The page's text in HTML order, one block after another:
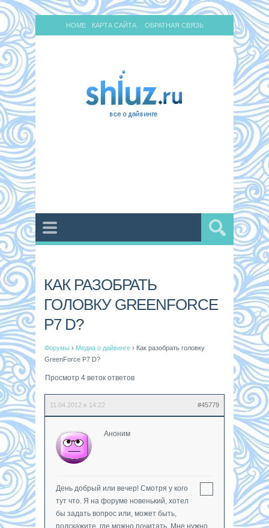
HOME КАРТА САЙТА ОБРАТНАЯ СВЯЗЬ
КАК РАЗОБРАТЬ
ГОЛОВКУ GREENFORCE
P7 D?
Форумы › Медиа о дайвинге › Как разобрать головку
GreenForce P7 D?
Просмотр 4 веток ответов
11.04.2012 в 14:22 #45779
Аноним
День добрый или вечер! Смотря у кого
тут что. Я на форуме новенький, хотел
бы задать вопрос или, может быть,
подскажите, где можно почитать. Мне нужно